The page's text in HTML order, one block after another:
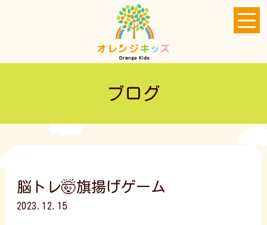
ブログ
脳トレ🤯旗揚げゲーム
2023.12.15